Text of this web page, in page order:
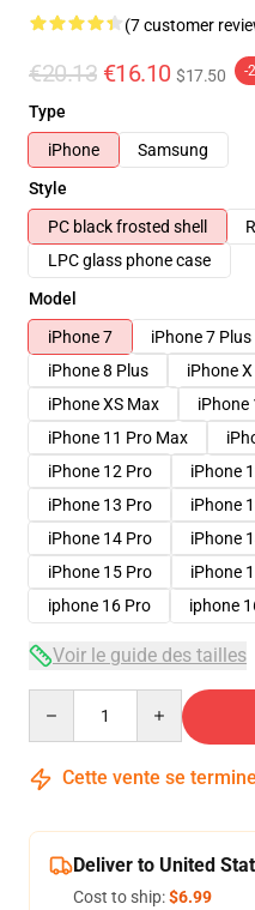
(7 customer
€20.13 €16.10 $17.50 -
Type
iPhone
Samsung
Style
PC black frosted shell
LPC glass phone case
Model
iPhone 7
iPhone 7 Plus
iPhone 8 Plus
iPhone X
iPhone XS Max
iPhone
iPhone 11 Pro Max
iPhone 12 Pro
iPhone
iPhone 13 Pro
iPhone
iPhone 14 Pro
iPhone
iPhone 15 Pro
iPhone
iphone 16 Pro
iphone
Voir le guide des tailles
Cette vente se
Deliver to United
Cost to ship:$6.99